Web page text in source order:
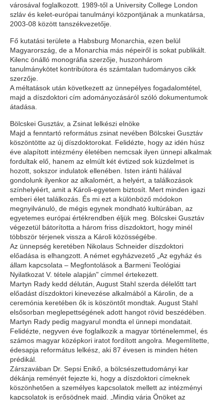
városával foglalkozott. 1989-től a University College London
szláv és kelet-európai tanulmányi központjának a munkatársa,
2003-08 között tanszékvezetője.
Fő kutatási területe a Habsburg Monarchia, ezen belül
Magyarország, de a Monarchia más népeiről is sokat publikált.
Kilenc önálló monográfia szerzője, huszonhárom
tanulmánykötet kontribútora és számtalan tudományos cikk
szerzője.
A méltatások után következett az ünnepélyes fogadalomtétel,
majd a díszdoktori cím adományozásáról szóló dokumentumok
átadása.
Bölcskei Gusztáv, a Zsinat lelkészi elnöke
Majd a fenntartó református zsinat nevében Bölcskei Gusztáv
köszöntötte az új díszdoktorokat. Felidézte, hogy az idén húsz
éve alapított intézmény életében nemcsak ilyen ünnepi alkalmak
fordultak elő, hanem az elmúlt két évtized sok küzdelmet is
hozott, sokszor indulatok ellenében. Isten iránti hálával
gondolunk ilyenkor az alkalomért, a helyért, a találkozások
színhelyéért, amit a Károli-egyetem biztosít. Mert minden igazi
emberi élet találkozás. És mi ezt a különböző módokon
megnyilvánuló, de mégis egynek mondható kultúrában, az
egyetemes európai értékrendben éljük meg. Bölcskei Gusztáv
végezetül bátorította a három friss díszdoktort, hogy minél
többször térjenek vissza a Károli közösségébe.
Az ünnepség keretében Nikolaus Schneider díszdoktori
előadása is elhangzott. A német egyházvezető „Az egyház és
állam kapcsolata – Megfontolások a Barmeni Teológiai
Nyilatkozat V. tétele alapján" címmel értekezett.
Martyn Rady kedd délután, August Stahl szerda délelőtt tart
előadást díszdoktori kinevezése alkalmából a Károlin, de a
ceremónia keretében ők is köszöntőt mondtak. August Stahl
elsősorban meglepettségének adott hangot rövid beszédében.
Martyn Rady pedig magyarul mondta el ünnepi mondatait.
Felidézte, negyven éve foglalkozik a magyar történelemmel, és
számos magyar középkori iratot fordított angolra. Megemlítette,
édesapja református lelkész, aki 87 évesen is minden héten
prédikál.
Zárszavában Dr. Sepsi Enikő, a bölcsészettudományi kar
dékánja reményét fejezte ki, hogy a díszdoktori címeknek
köszönhetően a személyes kapcsolatok mellett az intézményi
kapcsolatok is erősödnek majd. „Mindig várja Önöket az